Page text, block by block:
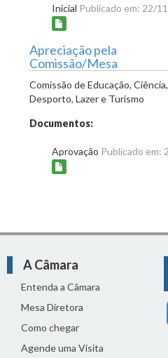
Inicial Publicado em: 22/
Apreciação pela
Comissão/Mesa
Comissão de Educação,
Desporto, Lazer e Turismo
Documentos:
Aprovação Publicado em:
A Câmara
Entenda a Câmara
Mesa Diretora
Como chegar
Agende uma Visita